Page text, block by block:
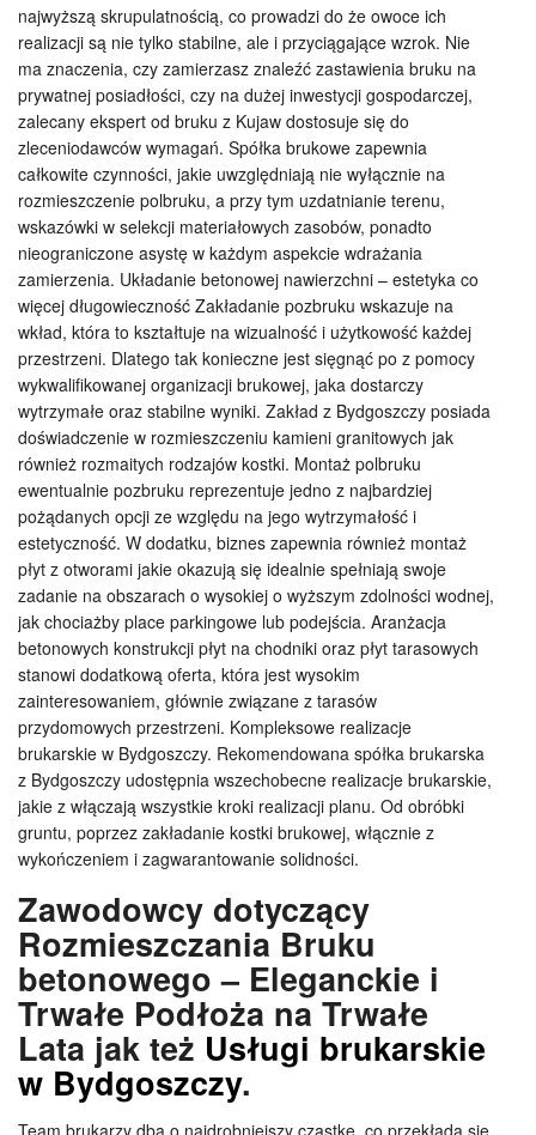
najwyższą skrupulatnością, co prowadzi do że owoce ich
realizacji są nie tylko stabilne, ale i przyciągające wzrok. Nie
ma znaczenia, czy zamierzasz znaleźć zastawienia bruku na
prywatnej posiadłości, czy na dużej inwestycji gospodarczej,
zalecany ekspert od bruku z Kujaw dostosuje się do
zleceniodawców wymagań. Spółka brukowe zapewnia
całkowite czynności, jakie uwzględniają nie wyłącznie na
rozmieszczenie polbruku, a przy tym uzdatnianie terenu,
wskazówki w selekcji materiałowych zasobów, ponadto
nieograniczone asystę w każdym aspekcie wdrażania
zamierzenia. Układanie betonowej nawierzchni – estetyka co
więcej długowieczność Zakładanie pozbruku wskazuje na
wkład, która to kształtuje na wizualność i użytkowość każdej
przestrzeni. Dlatego tak konieczne jest sięgnąć po z pomocy
wykwalifikowanej organizacji brukowej, jaka dostarczy
wytrzymałe oraz stabilne wyniki. Zakład z Bydgoszczy posiada
doświadczenie w rozmieszczeniu kamieni granitowych jak
również rozmaitych rodzajów kostki. Montaż polbruku
ewentualnie pozbruku reprezentuje jedno z najbardziej
pożądanych opcji ze względu na jego wytrzymałość i
estetyczność. W dodatku, biznes zapewnia również montaż
płyt z otworami jakie okazują się idealnie spełniają swoje
zadanie na obszarach o wysokiej o wyższym zdolności wodnej,
jak chociażby place parkingowe lub podejścia. Aranżacja
betonowych konstrukcji płyt na chodniki oraz płyt tarasowych
stanowi dodatkową oferta, która jest wysokim
zainteresowaniem, głównie związane z tarasów
przydomowych przestrzeni. Kompleksowe realizacje
brukarskie w Bydgoszczy. Rekomendowana spółka brukarska
z Bydgoszczy udostępnia wszechobecne realizacje brukarskie,
jakie z włączają wszystkie kroki realizacji planu. Od obróbki
gruntu, poprzez zakładanie kostki brukowej, włącznie z
wykończeniem i zagwarantowanie solidności.
Zawodowcy dotyczący
Rozmieszczania Bruku
betonowego – Eleganckie i
Trwałe Podłoża na Trwałe
Lata jak też Usługi brukarskie
w Bydgoszczy.
Team brukarzy dba o najdrobniejszy cząstkę, co przekłada się